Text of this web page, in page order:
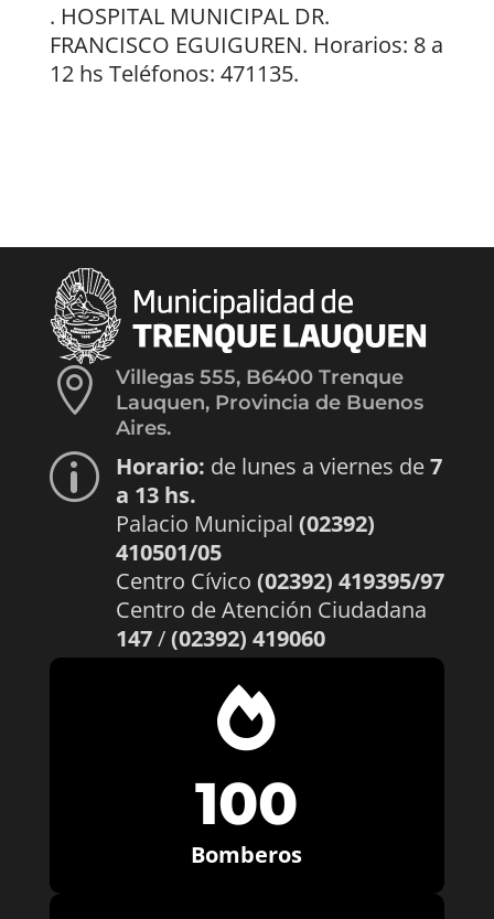
. HOSPITAL MUNICIPAL DR.
FRANCISCO EGUIGUREN. Horarios: 8 a
12 hs Teléfonos: 471135.

Villegas 555, B6400 Trenque
Lauquen, Provincia de Buenos
Aires.
p Horario: de lunes a viernes de7
a 13 hs.
Palacio Municipal (02392)
410501/05
Centro Cívico (02392) 419395/97
Centro de Atención Ciudadana
147/(02392) 419060

100
Bomberos